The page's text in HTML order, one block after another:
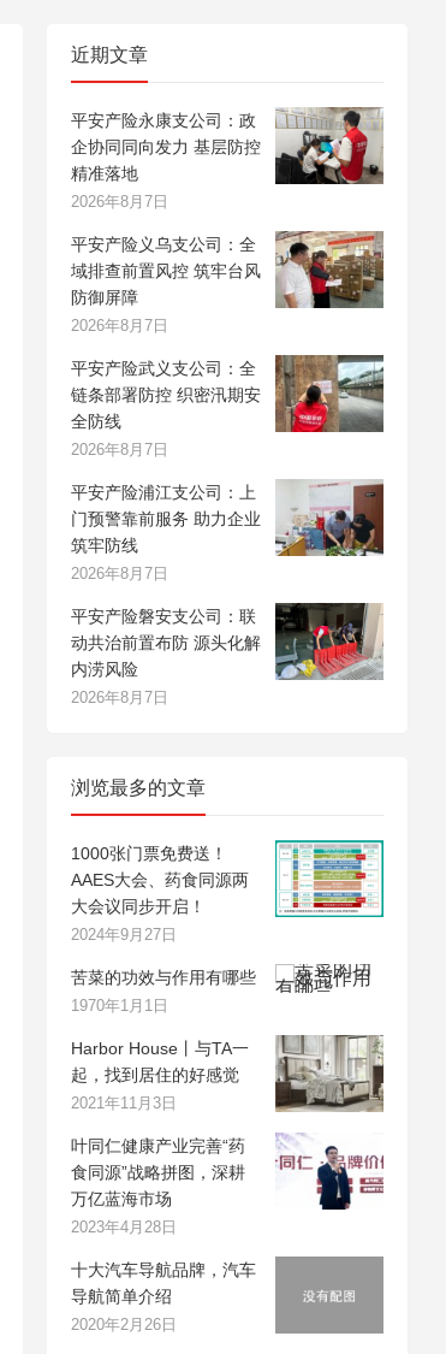
近期文章
平安产险永康支公司：政
企协同同向发力 基层防控
精准落地
2026年8月7日
平安产险义乌支公司：全
域排查前置风控 筑牢台风
防御屏障
2026年8月7日
平安产险武义支公司：全
链条部署防控 织密汛期安
全防线
2026年8月7日
平安产险浦江支公司：上
门预警靠前服务 助力企业
筑牢防线
2026年8月7日
平安产险磐安支公司：联
动共治前置布防 源头化解
内涝风险
2026年8月7日
浏览最多的文章
1000张门票免费送！
AAES大会、药食同源两
大会议同步开启！
2024年9月27日
苦菜的功效与作用有哪些
1970年1月1日
Harbor House丨与TA一
起，找到居住的好感觉
2021年11月3日
叶同仁健康产业完善“药
食同源”战略拼图，深耕
万亿蓝海市场
2023年4月28日
十大汽车导航品牌，汽车
导航简单介绍
2020年2月26日